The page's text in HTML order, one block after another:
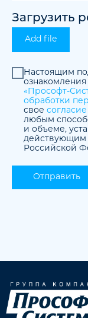
Загрузить
Add file
Настоящим
ознакомления
«Прософт-
обработки
свое
любым
и объеме,
действующим
Российской
Отправить